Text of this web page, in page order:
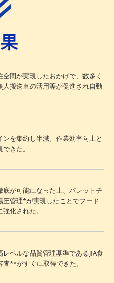
間が実現したおかげで、数多く
搬送車の活用等が促進され自動
を集約し半減。作業効率向上と
きた。
が可能になった上、パレットチ
圧管理*が実現したことでフード
化された。
ベルな品質管理基準であるJIA食
**がすぐに取得できた。